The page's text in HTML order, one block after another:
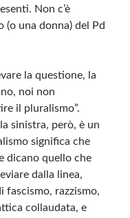
Non c’è
(o una donna) del Pd
la questione, la
noi non
il pluralismo”.
sinistra, però, è un
significa che
dicano quello che
dalla linea,
fascismo, razzismo,
collaudata, e